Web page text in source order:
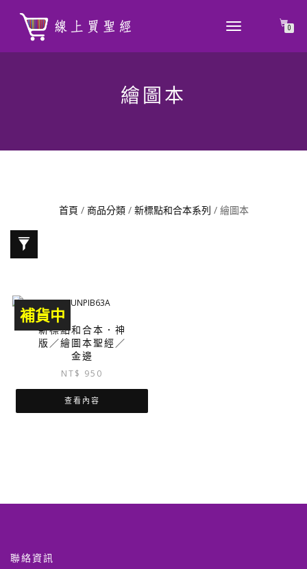
TOGGLE
0
繪圖本
首頁 / 商品分類/ 新標點和合本系列 / 繪圖本
補貨中
新標點和合本．神
版／繪圖本聖經／
金邊
NT$ 950
查看內容
聯絡資訊